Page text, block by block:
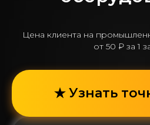
Цена клиента на
от 50 ₽ за 1
Узнать